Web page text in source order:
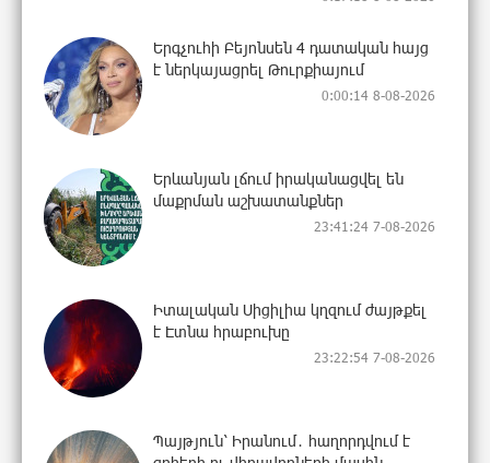
Երգչուհի Բեյոնսեն ​​4 դատական հայց
է ներկայացրել Թուրքիայում
0:00:14 8-08-2026
Երևանյան լճում իրականացվել են
մաքրման աշխատանքներ
23:41:24 7-08-2026
Իտալական Սիցիլիա կղզում ժայթքել
է Էտնա հրաբուխը
23:22:54 7-08-2026
Պայթյուն՝ Իրանում․ հաղորդվում է